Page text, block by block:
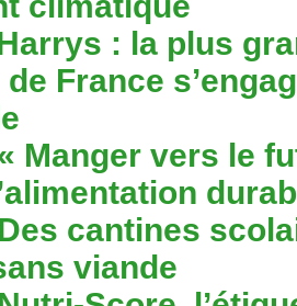
: la plus
France
Manger vers le
Des cantines
viande